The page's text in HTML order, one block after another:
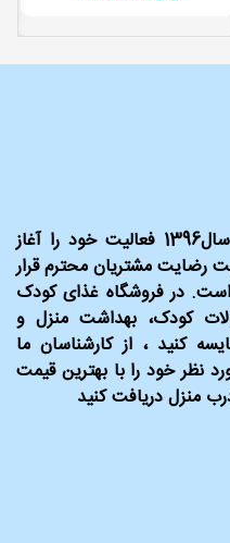
فروشگاه اینترنتی غذای کودک از سال1396 فعالیت خود را آغاز
رضایت مشتریان محترم قرار
در فروشگاه غذای کودک
کودک، بهداشت منزل و
کنید ، از کارشناسان ما
نظر خود را با بهترین قیمت
منزل دریافت کنید